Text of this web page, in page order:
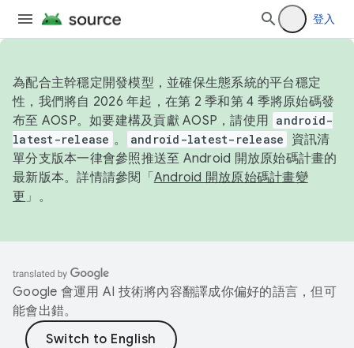
登入
為配合主幹穩定開發模型，並確保生態系統的平台穩定
性，我們將自 2026 年起，在第 2 季和第 4 季將原始碼發
布至 AOSP。如要建構及貢獻 AOSP，請使用 android-
latest-release 。 android-latest-release
資訊清
單分支版本一律會參照推送至 Android 開放原始碼計畫的
最新版本。詳情請參閱「 Android 開放原始碼計畫變
更 」。
Google 會運用 AI 技術將內容翻譯成你偏好的語言，但可
能會出錯。